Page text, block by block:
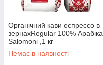
Органічний кави еспрессо в
зернахRegular 100% Арабіка
Salomoni ,1 кг
Немає в наявності